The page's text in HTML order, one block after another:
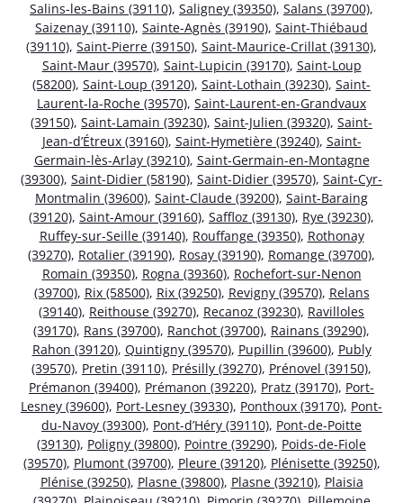
Salins-les-Bains (39110), Saligney (39350), Salans (39700),
Saizenay (39110), Sainte-Agnès (39190), Saint-Thiébaud
(39110), Saint-Pierre (39150), Saint-Maurice-Crillat (39130),
Saint-Maur (39570), Saint-Lupicin (39170), Saint-Loup
(58200), Saint-Loup (39120), Saint-Lothain (39230), Saint-
Laurent-la-Roche (39570), Saint-Laurent-en-Grandvaux
(39150), Saint-Lamain (39230), Saint-Julien (39320), Saint-
Jean-d’Étreux (39160), Saint-Hymetière (39240), Saint-
Germain-lès-Arlay (39210), Saint-Germain-en-Montagne
(39300), Saint-Didier (58190), Saint-Didier (39570), Saint-Cyr-
Montmalin (39600), Saint-Claude (39200), Saint-Baraing
(39120), Saint-Amour (39160), Saffloz (39130), Rye (39230),
Ruffey-sur-Seille (39140), Rouffange (39350), Rothonay
(39270), Rotalier (39190), Rosay (39190), Romange (39700),
Romain (39350), Rogna (39360), Rochefort-sur-Nenon
(39700), Rix (58500), Rix (39250), Revigny (39570), Relans
(39140), Reithouse (39270), Recanoz (39230), Ravilloles
(39170), Rans (39700), Ranchot (39700), Rainans (39290),
Rahon (39120), Quintigny (39570), Pupillin (39600), Publy
(39570), Pretin (39110), Présilly (39270), Prénovel (39150),
Prémanon (39400), Prémanon (39220), Pratz (39170), Port-
Lesney (39600), Port-Lesney (39330), Ponthoux (39170), Pont-
du-Navoy (39300), Pont-d’Héry (39110), Pont-de-Poitte
(39130), Poligny (39800), Pointre (39290), Poids-de-Fiole
(39570), Plumont (39700), Pleure (39120), Plénisette (39250),
Plénise (39250), Plasne (39800), Plasne (39210), Plaisia